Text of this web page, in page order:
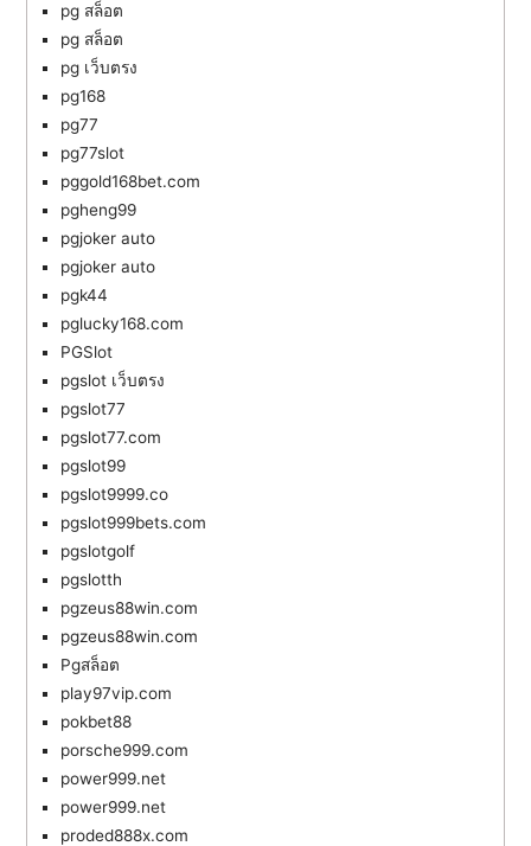
pg สล็อต
pg สล็อต
pg เว็บตรง
pg168
pg77
pg77slot
pggold168bet.com
pgheng99
pgjoker auto
pgjoker auto
pgk44
pglucky168.com
PGSlot
pgslot เว็บตรง
pgslot77
pgslot77.com
pgslot99
pgslot9999.co
pgslot999bets.com
pgslotgolf
pgslotth
pgzeus88win.com
pgzeus88win.com
Pgสล็อต
play97vip.com
pokbet88
porsche999.com
power999.net
power999.net
proded888x.com